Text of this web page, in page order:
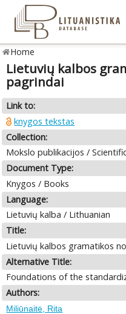
Home
Lietuvių kalbos
pagrindai
Link to:
knygos tekstas
Collection:
Mokslo publikacijos /
Document Type:
Knygos / Books
Language:
Lietuvių kalba / Lithuanian
Title:
Lietuvių kalbos gramatikos
Alternative Title:
Foundations of the
Authors:
Miliūnaitė, Rita